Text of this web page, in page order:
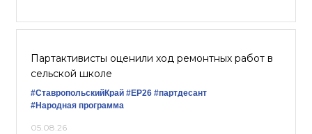
Партактивисты оценили ход ремонтных работ в
сельской школе
#СтавропольскийКрай #ЕР26 #партдесант
#Народная программа
05.08.26